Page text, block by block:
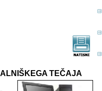
TEČAJA